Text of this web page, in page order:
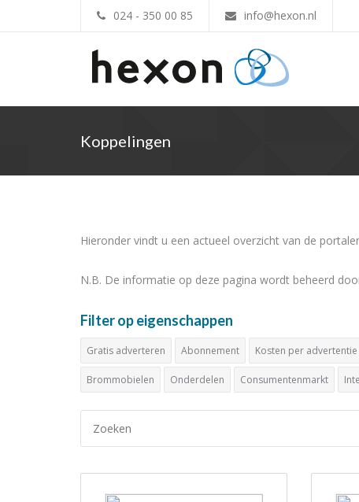
024 - 350 00 85 info@hexon.nl
Koppelingen
Hieronder vindt u een actueel overzicht van de
N.B. De informatie op deze pagina wordt beheerd
Filter op eigenschappen
Gratis adverteren Abonnement Kosten per advertentie
Brommobielen Onderdelen Consumentenmarkt